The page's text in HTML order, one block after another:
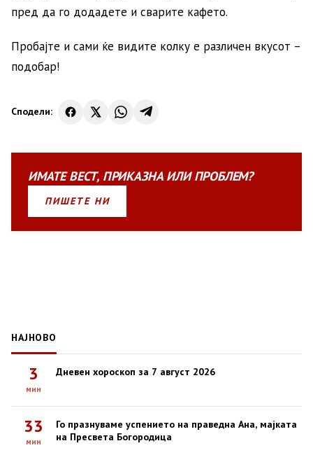
пред да го додадете и сварите кафето.
Пробајте и сами ќе видите колку е различен вкусот –
подобар!
Сподели:
ИМАТЕВЕСТ, ПРИКАЗНАИЛИПРОБЛЕМ?
ПИШЕТЕ НИ
НАЈНОВО
3
мин
Дневен хороскоп за 7 август 2026
33
мин
Го празнуваме успението на праведна Ана, мајката
на Пресвета Богородица